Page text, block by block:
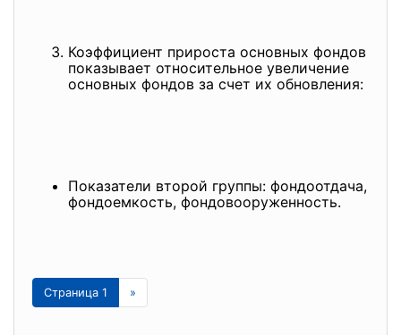
Коэффициент прироста основных фондов
показывает относительное увеличение
основных фондов за счет их обновления:
Показатели второй группы: фондоотдача,
фондоемкость, фондовооруженность.
Страница 1 »